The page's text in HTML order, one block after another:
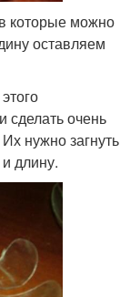
которые можно
оставляем
сделать очень
нужно загнуть
длину.